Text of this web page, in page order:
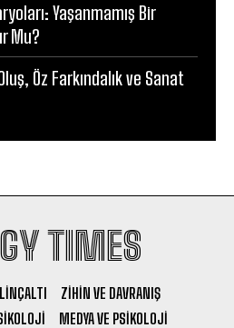
Yaşanmamış Bir
Mu?
Öz Farkındalık ve Sanat
TIMES
ZIHIN VE DAVRANIŞ
MEDYA VE PSIKOLOJI